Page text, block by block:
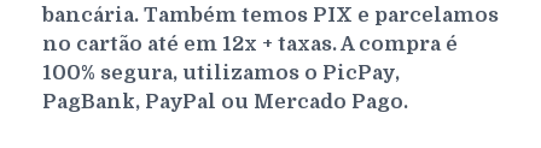
bancária. Também temos PIX e parcelamos
no cartão até em 12x + taxas. A compra é
100% segura, utilizamos o PicPay,
PagBank, PayPal ou Mercado Pago.